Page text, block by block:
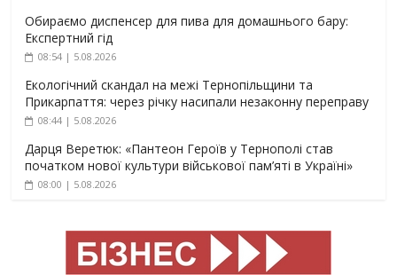
Обираємо диспенсер для пива для домашнього бару:
Експертний гід
08:54 | 5.08.2026
Екологічний скандал на межі Тернопільщини та
Прикарпаття: через річку насипали незаконну переправу
08:44 | 5.08.2026
Дарця Веретюк: «Пантеон Героїв у Тернополі став
початком нової культури військової пам’яті в Україні»
08:00 | 5.08.2026